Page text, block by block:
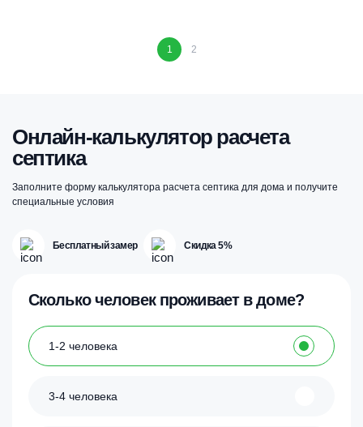
1 2
Онлайн-калькулятор расчета
септика
Заполните форму калькулятора расчета септика для дома и получите
специальные условия
Бесплатный замер Скидка 5%
Сколько человек проживает в доме?
1-2 человека
3-4 человека